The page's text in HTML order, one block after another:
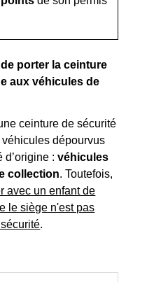
porter la ceinture
aux véhicules de
ceinture de sécurité
véhicules dépourvus
d’origine :véhicules
collection. Toutefois,
avec un enfant de
le siège n'est pas
.